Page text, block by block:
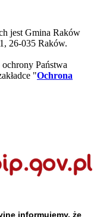
jest Gmina Raków
26-035 Raków.
Państwa
"Ochrona
informujemy, że